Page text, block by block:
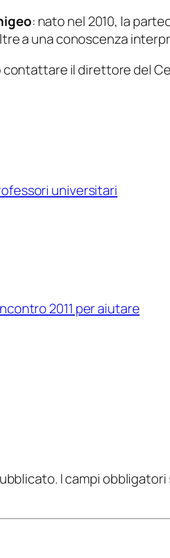
: nato nel 2010, la
a una conoscenza
il direttore del
universitari
2011 per aiutare
I campi